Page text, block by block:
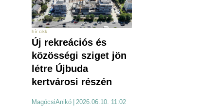
hír cikk
Új rekreációs és
közösségi sziget jön
létre Újbuda
kertvárosi részén
MagócsiAnikó | 2026.06.10. 11:02